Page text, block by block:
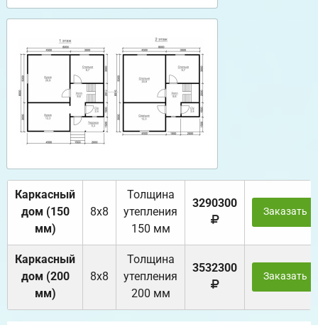
Каркасный
дом (150
мм)
8х8
Толщина
утепления
150 мм
3290300
Заказать
Каркасный
дом (200
мм)
8х8
Толщина
утепления
200 мм
3532300
Заказать